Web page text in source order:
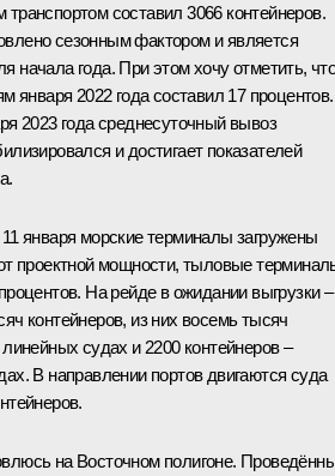
составил 3066 контейнеров.
сезонным фактором и является
начала года. При этом хочу отметить,
января 2022 года составил 17 процентов.
2023 года среднесуточный вывоз
и достигает показателей
января морские терминалы загружены
проектной мощности, тыловые
На рейде в ожидании выгрузки –
контейнеров, из них восемь тысяч
судах и 2200 контейнеров –
В направлении портов двигаются суда
на Восточном полигоне.